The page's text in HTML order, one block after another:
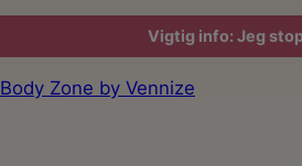
Vigtig info: Jeg
Body Zone by Vennize